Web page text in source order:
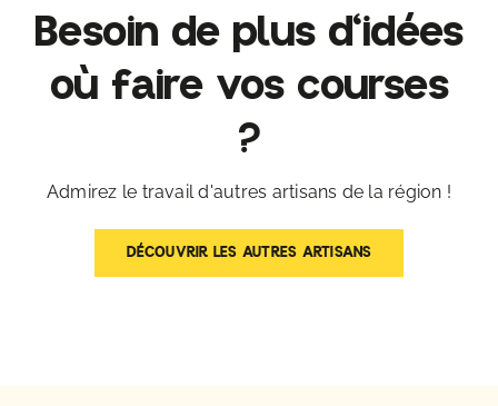
Besoin de plus d'idées
où faire vos courses
?
Admirez le travail d'autres artisans de la région !
DÉCOUVRIR LES AUTRES ARTISANS